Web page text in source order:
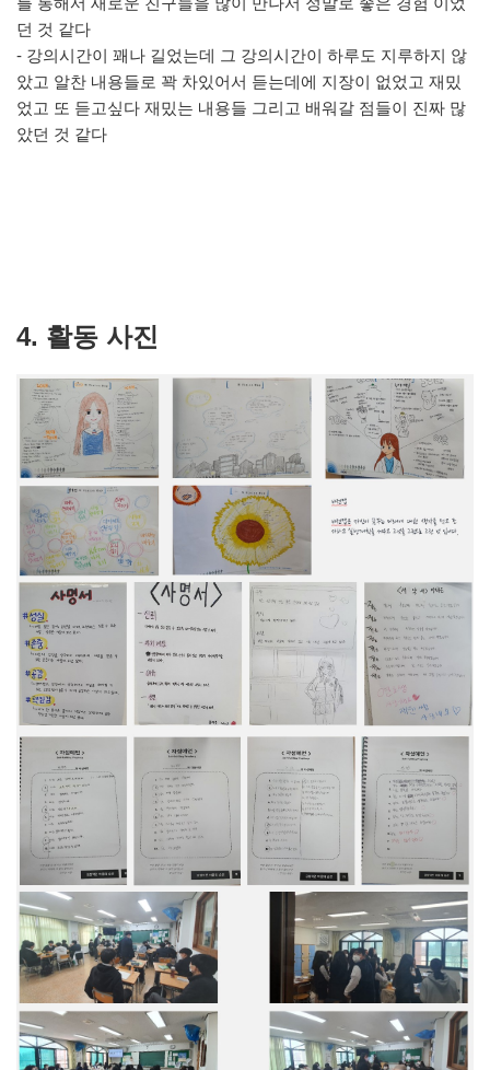
던 것 같다
- 강의시간이 꽤나 길었는데 그 강의시간이 하루도 지루하지 않
았고 알찬 내용들로 꽉 차있어서 듣는데에 지장이 없었고 재밌
었고 또 듣고싶다 재밌는 내용들 그리고 배워갈 점들이 진짜 많
았던 것 같다
4. 활동 사진